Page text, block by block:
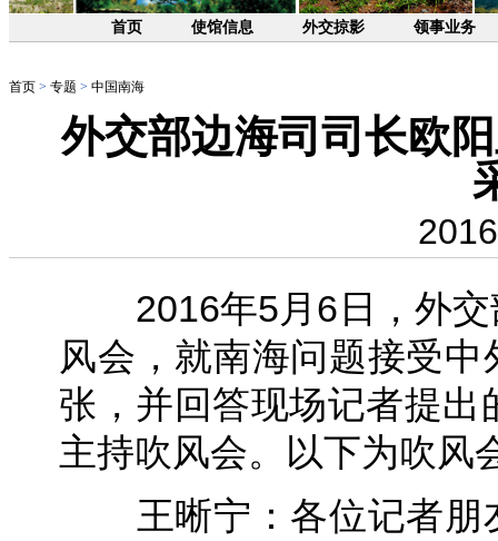
首页 使馆信息 外交掠影 领事业务
首页 > 专题 > 中国南海
外交部边海司司长欧
2016年5月6日，外交
风会，就南海问题接受
张，并回答现场记者提
主持吹风会。以下为吹风
王晰宁：各位记者朋